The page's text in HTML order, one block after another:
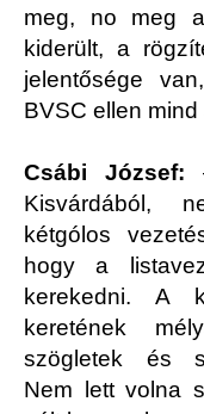
meg, no meg
kiderült, a
jelentősége
BVSC ellen
Csábi József:
Kisvárdából,
kétgólos
hogy a
kerekedni. A
keretének
szögletek és
Nem lett volna